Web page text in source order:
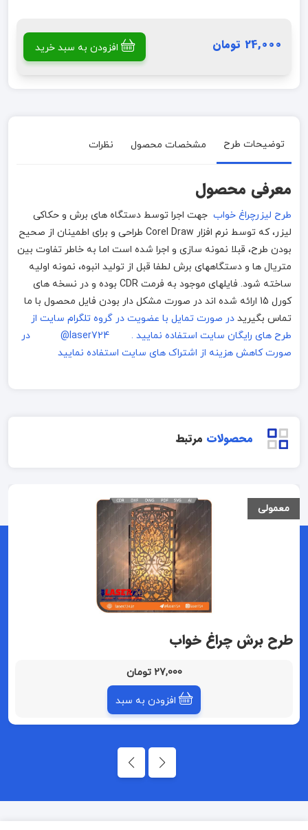
24,000 تومان افزودن به سبد خرید
توضیحات طرح مشخصات محصول نظرات
معرفی محصول
طرح لیزرچراغ خواب جهت اجرا توسط دستگاه های برش و حکاکی
لیزر، که توسط نرم افزار Corel Draw طراحی و برای اطمینان از صحیح
بودن طرح، قبلا نمونه سازی و اجرا شده است اما به خاطر تفاوت بین
متریال ها و دستگاههای برش لطفا قبل از تولید انبوه، نمونه اولیه
ساخته شود. فایلهای موجود به فرمت CDR بوده و در نسخه های
کورل 15 ارائه شده اند در صورت مشکل دار بودن فایل محصول با ما
تماس بگیرید در صورت تمایل با عضویت در گروه تلگرام سایت از
طرح های رایگان سایت استفاده نمایید . laser724@
در
صورت کاهش هزینه از اشتراک های سایت استفاده نمایید
محصولات مرتبط
معمولی
طرح برش چراغ خواب
27,000 تومان
افزودن به سبد